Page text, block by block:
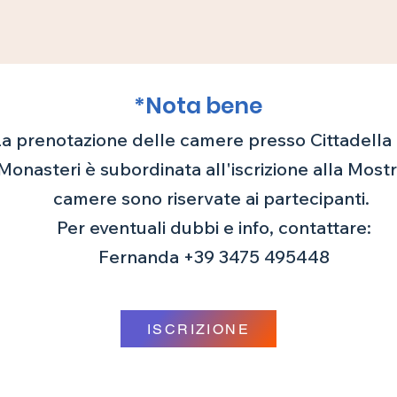
*Nota bene
prenotazione delle camere presso Cittadella
è subordinata all'iscrizione alla
camere sono riservate ai partecipanti.
Per eventuali dubbi e info, contattare:
Fernanda +39 3475 495448
ISCRIZIONE